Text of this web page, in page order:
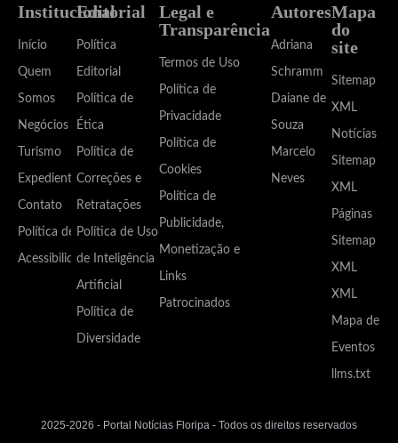
Institucional
Início
Quem
Somos
Negócios
Turismo
Expediente
Contato
Política de
Acessibilidade
Editorial
Política
Editorial
Política de
Ética
Política de
Correções e
Retratações
Política de Uso
de Inteligência
Artificial
Política de
Diversidade
Legal e
Transparência
Termos de Uso
Política de
Privacidade
Política de
Cookies
Política de
Publicidade,
Monetização e
Links
Patrocinados
Autores
Adriana
Schramm
Daiane de
Souza
Marcelo
Neves
Mapa
do
site
Sitemap
XML
Notícias
Sitemap
XML
Páginas
Sitemap
XML
XML
Mapa de
Eventos
llms.txt
2025-2026 - Portal Notícias Floripa - Todos os direitos reservados